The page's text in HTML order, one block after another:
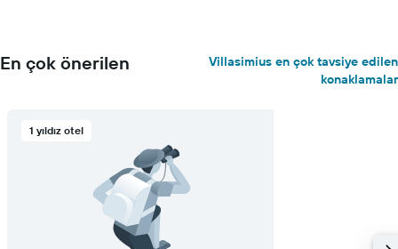
En çok önerilen
Villasimius en çok tavsiye edilen
konaklamalar
1 yıldız otel